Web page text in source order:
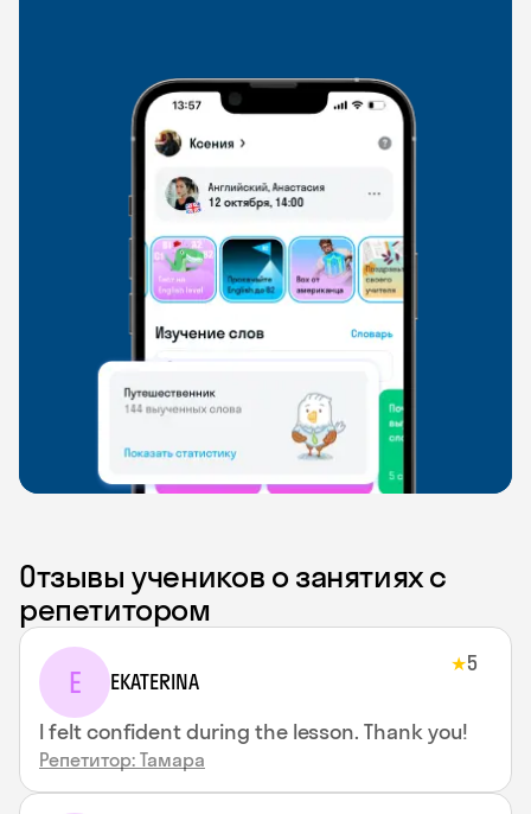
Отзывы учеников о занятиях с
репетитором
E EKATERINA
★5
I felt confident during the lesson. Thank you!
Репетитор: Тамара